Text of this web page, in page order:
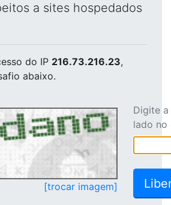
a sites hospedados
do IP 216.73.216.23,
abaixo.
[trocar imagem]
Digite
lado no